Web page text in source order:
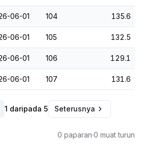
06-01 104 135.6
06-01 105 132.5
06-01 106 129.1
06-01 107 131.6
1 daripada 5 Seterusnya
0 paparan·0 muat turun